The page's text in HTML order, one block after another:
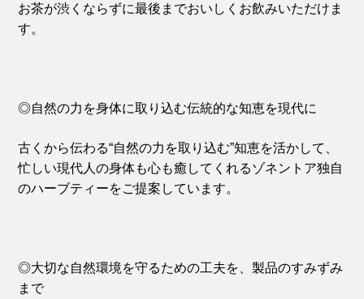
お茶が渋くならずに最後までおいしくお飲みいただけま
す。
◎自然の力を身体に取り込む伝統的な知恵を現代に
古くから伝わる“自然の力を取り込む”知恵を活かして、
忙しい現代人の身体も心も癒してくれるゾネントア独自
のハーブティーをご提案しています。
◎大切な自然環境を守るための工夫を、製品のすみずみ
まで